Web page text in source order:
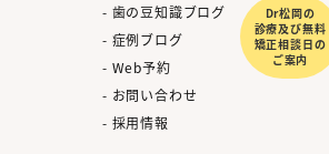
歯の豆知識ブログ
症例ブログ
Web予約
お問い合わせ
採用情報
Dr松岡の
診療及び無料
矯正相談日の
ご案内